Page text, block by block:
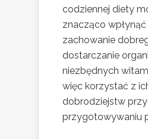
codziennej diety
znacząco wpłynąć
zachowanie
dostarczanie
niezbędnych
więc korzystać z
dobrodziejstw przy
przygotowywaniu